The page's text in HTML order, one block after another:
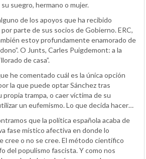
suegro, hermano o mujer.
de los apoyos que ha recibido
parte de sus socios de Gobierno. ERC,
estoy profundamente enamorado de
O Junts, Carles Puigdemont: a la
de casa”.
he comentado cuál es la única opción
la que puede optar Sánchez tras
trampa, o caer víctima de su
un eufemismo. Lo que decida hacer…
que la política española acaba de
fase místico afectiva en donde lo
cree o no se cree. El método científico
del populismo fascista. Y como nos